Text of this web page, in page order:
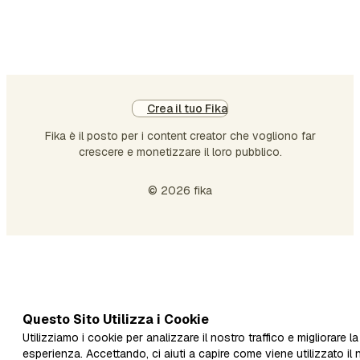
Crea il tuo Fika
Fika è il posto per i content creator che vogliono far
crescere e monetizzare il loro pubblico.
© 2026 fika
Questo Sito Utilizza i Cookie
Utilizziamo i cookie per analizzare il nostro traffico e migliorare
esperienza. Accettando, ci aiuti a capire come viene utilizzato il